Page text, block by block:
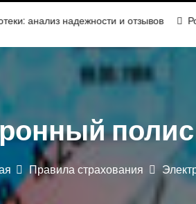
надежности и отзывов Роль
Правила страхования